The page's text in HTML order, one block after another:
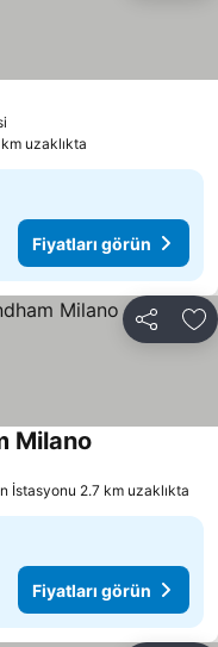
uzaklıkta
Fiyatları görün
Paylaş
Milano
İstasyonu 2.7 km uzaklıkta
Fiyatları görün